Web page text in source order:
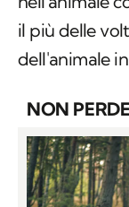
il più delle
dell'animale
NON